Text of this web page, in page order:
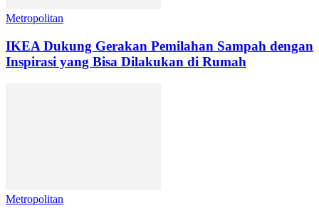
Metropolitan
IKEA Dukung Gerakan Pemilahan Sampah dengan
Inspirasi yang Bisa Dilakukan di Rumah
Metropolitan